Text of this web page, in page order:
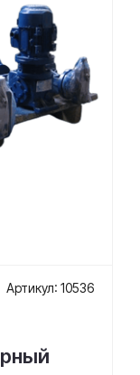
Артикул: 10536